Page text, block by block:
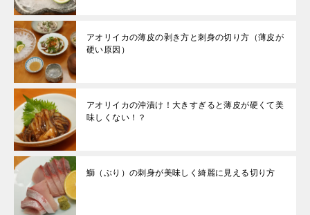
アオリイカの薄皮の剥き方と刺身の切り方（薄皮が
硬い原因）
アオリイカの沖漬け！大きすぎると薄皮が硬くて美
味しくない！？
鰤（ぶり）の刺身が美味しく綺麗に見える切り方